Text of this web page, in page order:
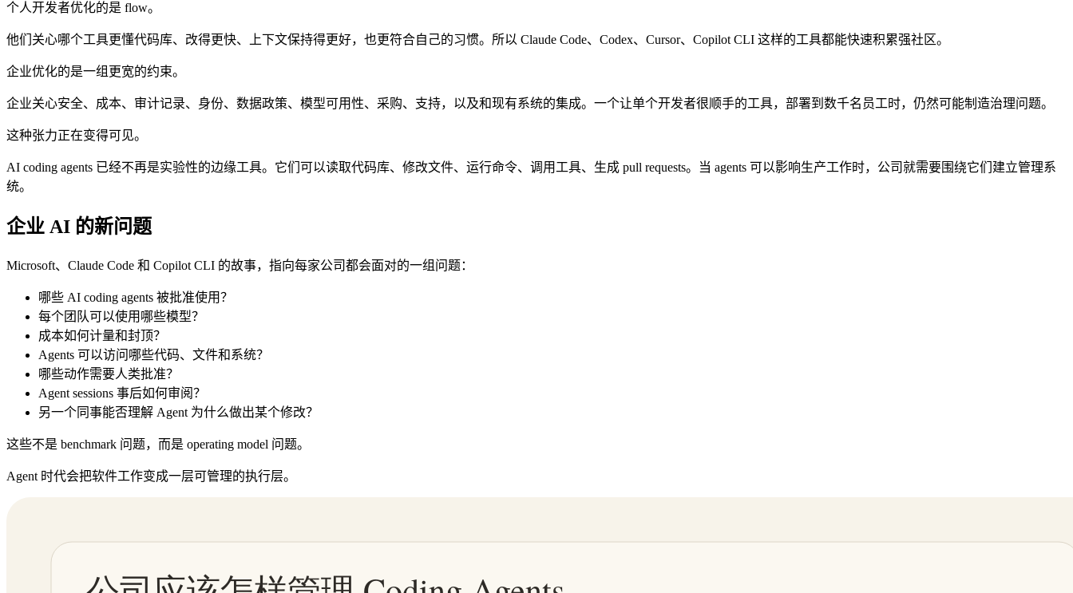
个人开发者优化的是 flow。
他们关心哪个工具更懂代码库、改得更快、上下文保持得更好，也更符合自己的习惯。所以 Claude Code、Codex、Cursor、Copilot CLI 这样的工具都能快速积累强社区。
企业优化的是一组更宽的约束。
企业关心安全、成本、审计记录、身份、数据政策、模型可用性、采购、支持，以及和现有系统的集成。一个让单个开发者很顺手的工具，部署到数千名员工时，仍然可能制造治理问题。
这种张力正在变得可见。
AI coding agents 已经不再是实验性的边缘工具。它们可以读取代码库、修改文件、运行命令、调用工具、生成 pull requests。当 agents 可以影响生产工作时，公司就需要围绕它们建立管理系
统。
企业 AI 的新问题
Microsoft、Claude Code 和 Copilot CLI 的故事，指向每家公司都会面对的一组问题：
哪些 AI coding agents 被批准使用？
每个团队可以使用哪些模型？
成本如何计量和封顶？
Agents 可以访问哪些代码、文件和系统？
哪些动作需要人类批准？
Agent sessions 事后如何审阅？
另一个同事能否理解 Agent 为什么做出某个修改？
这些不是 benchmark 问题，而是 operating model 问题。
Agent 时代会把软件工作变成一层可管理的执行层。